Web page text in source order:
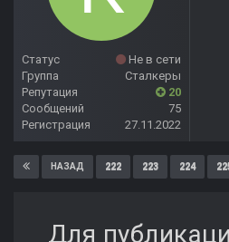
Статус
Не в сети
Группа
Сталкеры
Репутация
20
Сообщений
75
Регистрация
27.11.2022
НАЗАД 222 223 224
Для